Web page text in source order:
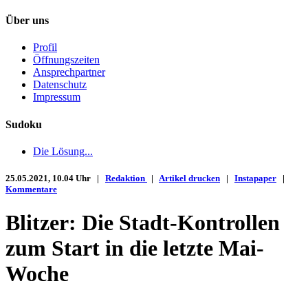
Über uns
Profil
Öffnungszeiten
Ansprechpartner
Datenschutz
Impressum
Sudoku
Die Lösung...
25.05.2021, 10.04 Uhr | Redaktion | Artikel drucken | Instapaper |
Kommentare
Blitzer: Die Stadt-Kontrollen
zum Start in die letzte Mai-
Woche